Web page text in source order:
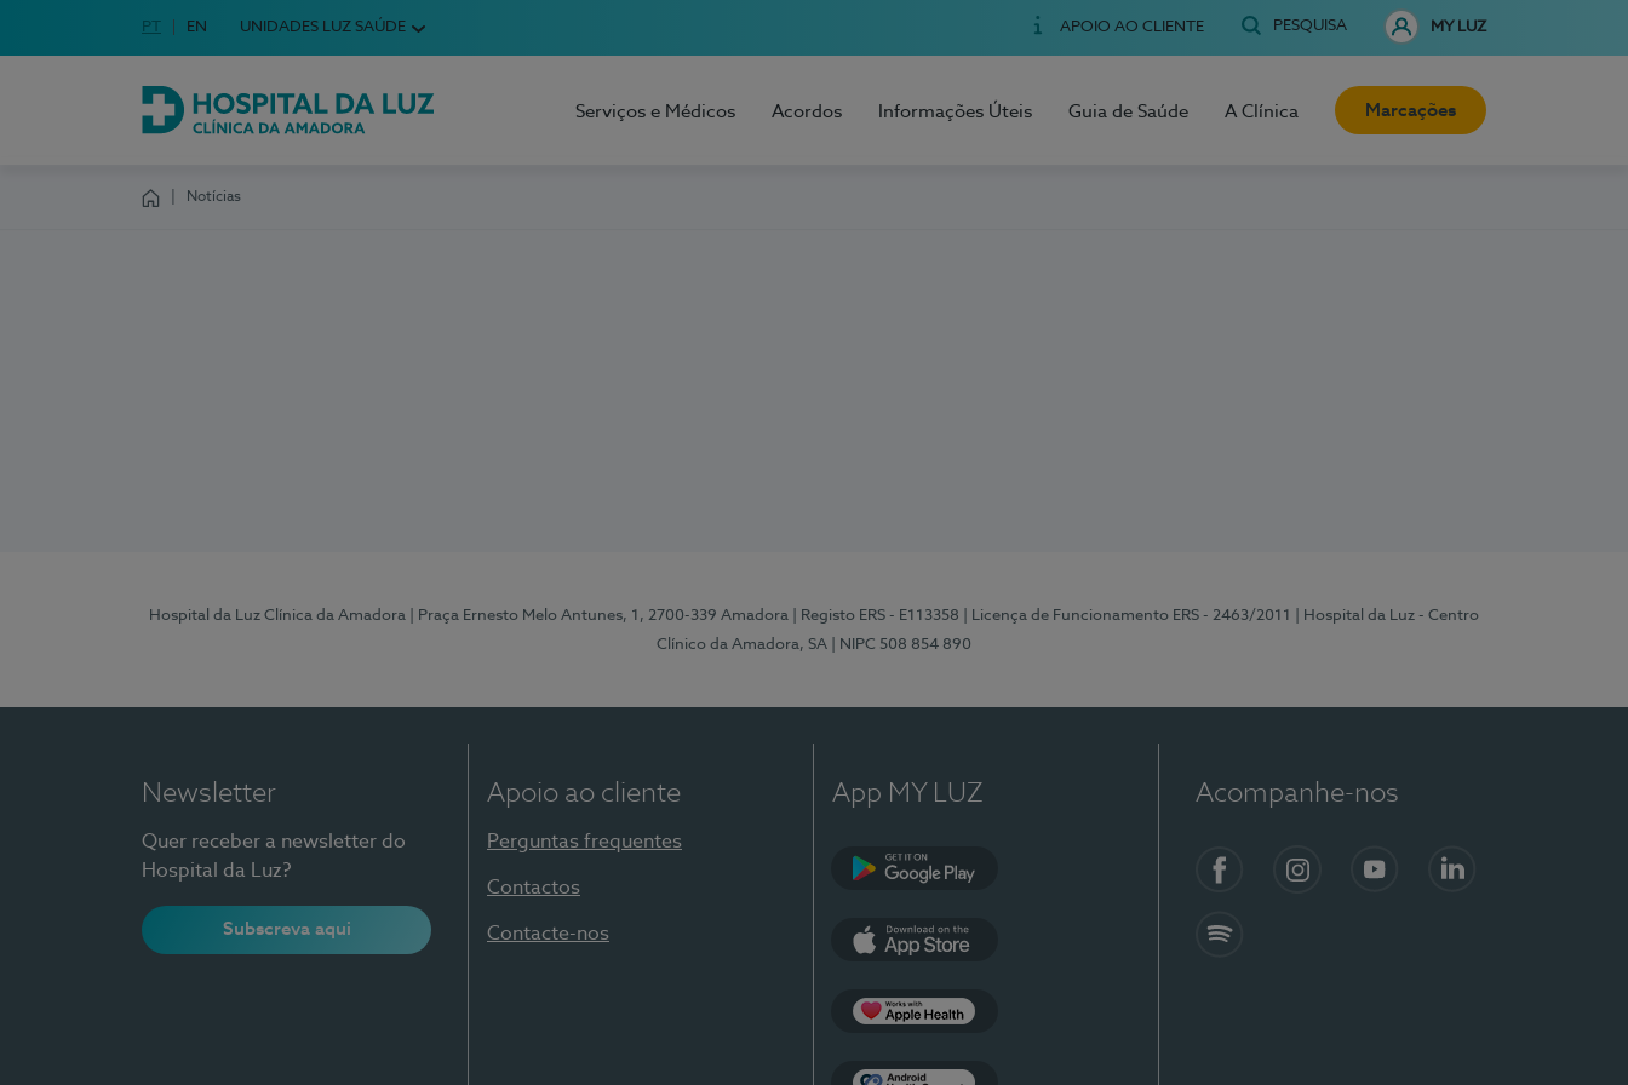
Escolha o seu idioma
Idioma em Português
PT English Language
EN UNIDADES LUZ SAÚDE APOIO AO CLIENTE PESQUISA MY LUZ
Hospital da Luz Clínica da Amadora
Serviços e Médicos Acordos Informações Úteis Guia de Saúde A Clínica Marcações
Notícias
Hospital da Luz Clínica da Amadora | Praça Ernesto Melo Antunes, 1, 2700-339 Amadora | Registo ERS - E113358 | Licença de Funcionamento ERS - 2463/2011
| Hospital da Luz - Centro
Clínico da Amadora, SA
| NIPC 508 854 890
Newsletter
Quer receber a newsletter do
Hospital da Luz?
Subscreva aqui
Apoio ao cliente
Perguntas frequentes
Contactos
Contacte-nos
App MY LUZ Acompanhe-nos